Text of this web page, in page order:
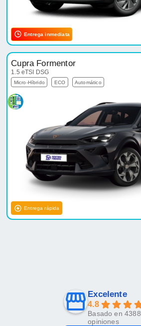
Entrega inmediata
Cupra Formentor
1.5 eTSI DSG
Micro-Híbrido ECO Automático
Entrega rápida
Excelente
4.8
Basado en 4388
opiniones